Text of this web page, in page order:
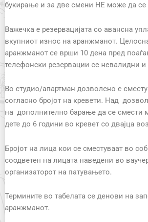
букирање и за две смени НЕ може да се
Важечка е резервацијата со авансна
вкупниот износ на аранжманот.
аранжманот се врши 10 дена пред
телефонски резервации се невалидни
Во студио/апартман дозволено е
согласно бројот на кревети. Над
на дополнително барање да се смести
дете до 6 години во кревет со двајца
Бројот на лица кои се сместуваат во
соодветен на лицата наведени во
организаторот на патувањето.
Термините во табелата се денови на
аранжманот.